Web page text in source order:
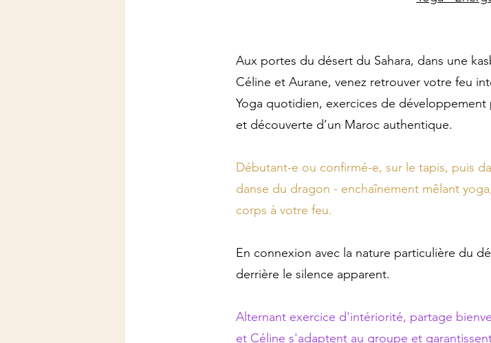
Aux portes du désert du Sahara, dans une
Céline et Aurane, venez retrouver votre feu
Yoga quotidien, exercices de
et découverte d’un Maroc authentique.
Débutant-e ou confirmé-e, sur le tapis, puis
danse du dragon - enchaînement mêlant
corps à votre feu.
En connexion avec la nature particulière du
derrière le silence apparent.
Alternant exercice d'intériorité, partage
et Céline s'adaptent au groupe et